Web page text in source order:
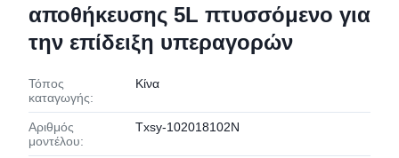
αποθήκευσης 5L πτυσσόμενο για
την επίδειξη υπεραγορών
Τόπος
καταγωγής:
Κίνα
Αριθμός
μοντέλου:
Txsy-102018102N